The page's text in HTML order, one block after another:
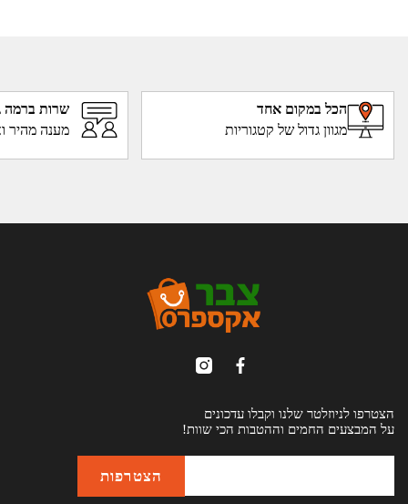
הכל במקום אחד
מגוון גדול של קטגוריות
שרות ברמה
מענה מהיר
הצטרפו לניוזלטר שלנו וקבלו עדכונים
על המבצעים החמים וההטבות הכי שוות!